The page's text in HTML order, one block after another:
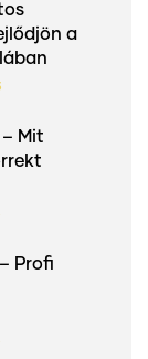
a
Mit
Profi